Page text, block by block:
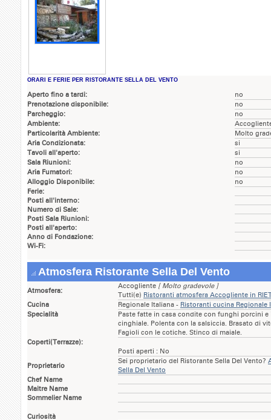
ORARI E FERIE PER RISTORANTE SELLA DEL VENTO
Aperto fino a tardi:
no
Prenotazione disponibile:
no
Parcheggio:
no
Ambiente:
Particolarità Ambiente:
Molto
Aria Condizionata:
si
Tavoli all'aperto:
si
Sala Riunioni:
no
Aria Fumatori:
no
Alloggio Disponibile:
no
Ferie:
Posti all'interno:
Numero di Sale:
Posti Sala Riunioni:
Posti all'aperto:
Anno di Fondazione:
Wi-Fi:
Atmosfera Ristorante Sella Del Vento
Atmosfera:
Accogliente [ Molto gradevole ]
Tutti(e) Ristoranti atmosfera Accogliente in
Cucina
Regionale Italiana - Ristoranti cucina Regionale
Specialità
Paste fatte in casa condite con funghi porcini e
cinghiale. Polenta con la salsiccia. Brasato di
Fagioli con le cotiche. Stinco di maiale.
Coperti(Terrazze):
Posti aperti : No
Proprietario
Sei proprietario del Ristorante Sella Del Vento?
Sella Del Vento
Chef Name
Maitre Name
Sommelier Name
Curiosità